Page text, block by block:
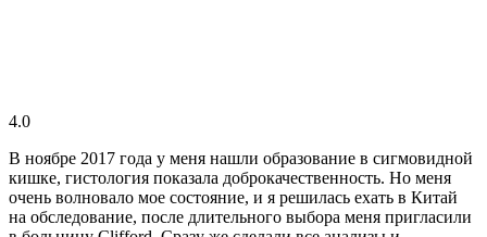
4.0
В ноябре 2017 года у меня нашли образование в сигмовидной
кишке, гистология показала доброкачественность. Но меня
очень волновало мое состояние, и я решилась ехать в Китай
на обследование, после длительного выбора меня пригласили